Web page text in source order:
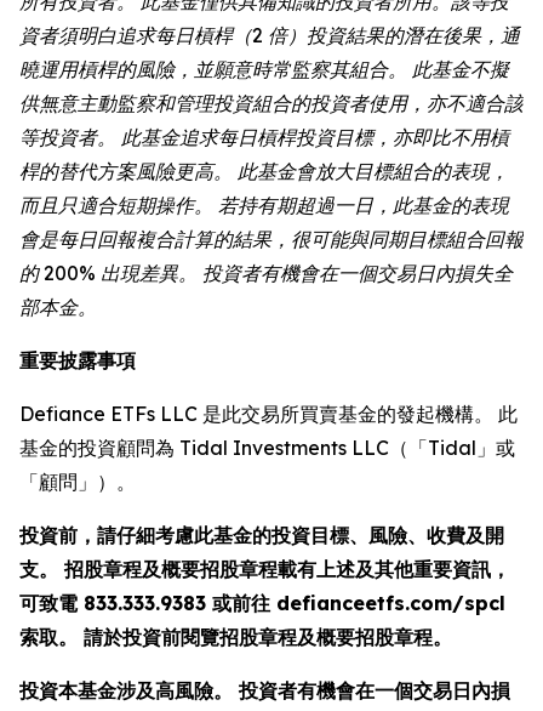
資者須明白追求每日槓桿（2 倍）投資結果的潛在後果，通
曉運用槓桿的風險，並願意時常監察其組合。 此基金不擬
供無意主動監察和管理投資組合的投資者使用，亦不適合該
等投資者。 此基金追求每日槓桿投資目標，亦即比不用槓
桿的替代方案風險更高。 此基金會放大目標組合的表現，
而且只適合短期操作。 若持有期超過一日，此基金的表現
會是每日回報複合計算的結果，很可能與同期目標組合回報
的 200% 出現差異。 投資者有機會在一個交易日內損失全
部本金。
重要披露事項
Defiance ETFs LLC 是此交易所買賣基金的發起機構。 此
基金的投資顧問為 Tidal Investments LLC（「Tidal」或
「顧問」）。
投資前，請仔細考慮此基金的投資目標、風險、收費及開
支。 招股章程及概要招股章程載有上述及其他重要資訊，
可致電 833.333.9383 或前往 defianceetfs.com/spcl
索取。 請於投資前閱覽招股章程及概要招股章程。
投資本基金涉及高風險。 投資者有機會在一個交易日內損